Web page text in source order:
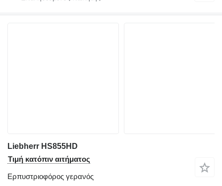
Liebherr HS855HD
Τιμή κατόπιν αιτήματος
Ερπυστριοφόρος γερανός